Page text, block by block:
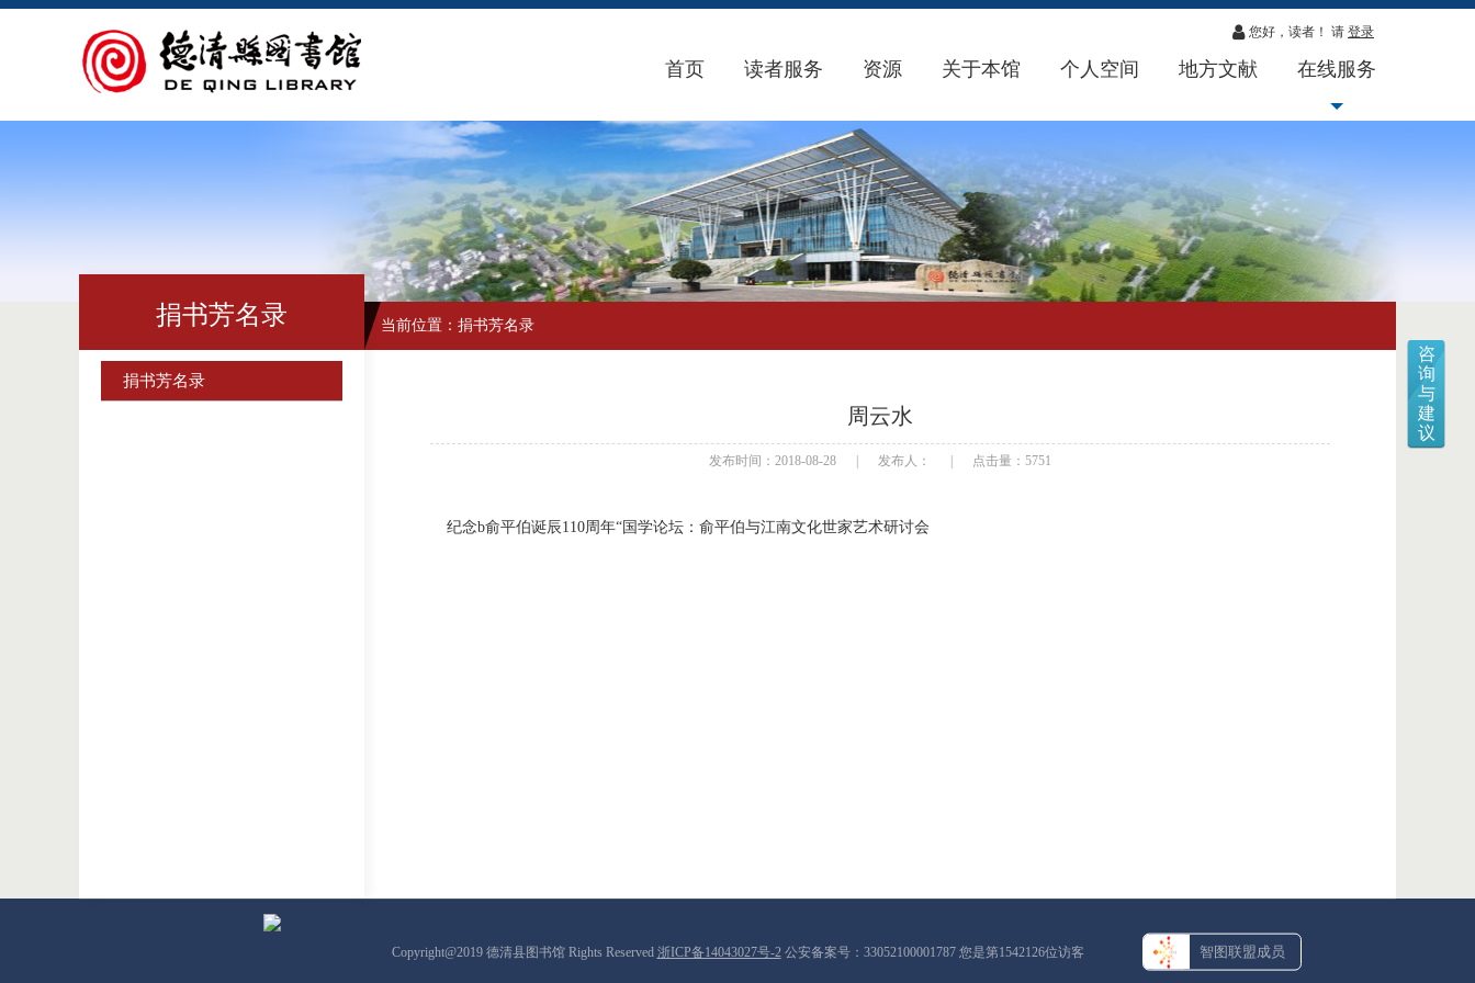
首页 读者服务 资源 关于本馆 个人空间 地方文献 在线服务
您好，读者！ 请 登录
咨
询
与
建
议
捐书芳名录
捐书芳名录
当前位置： 捐书芳名录
周云水
发布时间：2018-08-28 发布人： 点击量：5751
纪念b俞平伯诞辰110周年“国学论坛：俞平伯与江南文化世家艺术研讨会
Copyright@2019 德清县图书馆 Rights Reserved 浙ICP备14043027号-2公安备案号：33052100001787 您是第1542126位访客 智图联盟成员